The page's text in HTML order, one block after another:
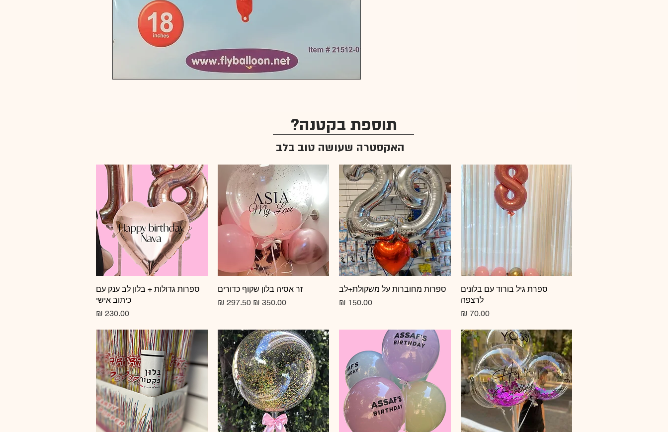
תוספת בקטנה?
האקסטרה שעושה טוב בלב
תצוגה מהירה
ספרת גיל בורוד עם בלונים
לרצפה
מחיר‏70.00 ‏₪
תצוגה מהירה
ספרות מחוברות על משקולת+לב
מחיר
תצוגה מהירה
זר אסיה בלון שקוף כדורים
מחיר רגיל‏350.00 ‏₪ מחיר מבצע‏297.50 ‏₪
תצוגה מהירה
ספרות גדולות + בלון לב ענק עם
כיתוב אישי
מחיר